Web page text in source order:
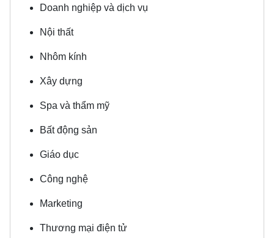
Doanh nghiệp và dịch vụ
Nội thất
Nhôm kính
Xây dựng
Spa và thẩm mỹ
Bất động sản
Giáo dục
Công nghệ
Marketing
Thương mại điện tử